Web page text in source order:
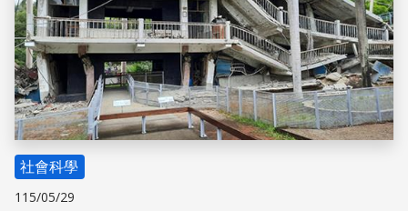
社會科學
115/05/29